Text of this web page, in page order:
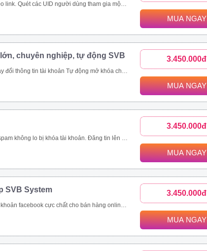
tương tác bài viết trên 1 page cộng đồng, page thương hiệu. Các bài viết được quét thường có lượng tương tác khủng. Ngoài đánh giá phản ứng người dùng (like/tym, giận dữ…), công cụ thu thập và phân tích comment khách hàng đưa ra đánh giá toàn diện nhất.
MUA NGAY
chuyên nghiệp, tự động SVB
like page, follow theo uid Xây dựng và copy ảnh nội dung tài khoản đang nuôi theo 1 tài khoản mẫu
3.450.000đ
MUA NGAY
quả Quản lí bài viết dễ dàng, thông minh Nhanh chóng đưa thông tin đến khách hàng trên nhiều kênh như group, fanpage, profile Là giải pháp marketing, quảng cáo, đăng tin bán hàng hoàn toàn tự động và chuyên nghiệp
3.450.000đ
MUA NGAY
SVB System
Thiết lập tương tác nick tự động Seeding video livestream bán hàng online Tăng view, tăng mắt xem, comment, chia sẻ livestream Nhắn tin đến khách hàng tiềm năng tự động
3.450.000đ
MUA NGAY